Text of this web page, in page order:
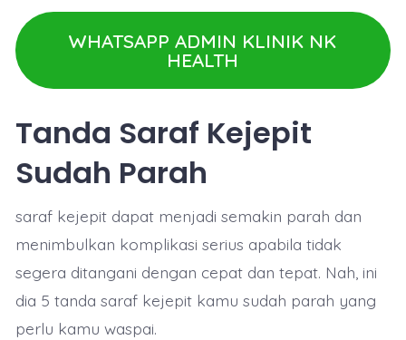
WHATSAPP ADMIN KLINIK NK
HEALTH
Tanda Saraf Kejepit
Sudah Parah
saraf kejepit dapat menjadi semakin parah dan
menimbulkan komplikasi serius apabila tidak
segera ditangani dengan cepat dan tepat. Nah, ini
dia 5 tanda saraf kejepit kamu sudah parah yang
perlu kamu waspai.